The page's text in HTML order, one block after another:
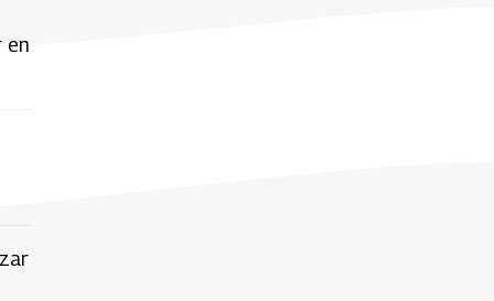
en